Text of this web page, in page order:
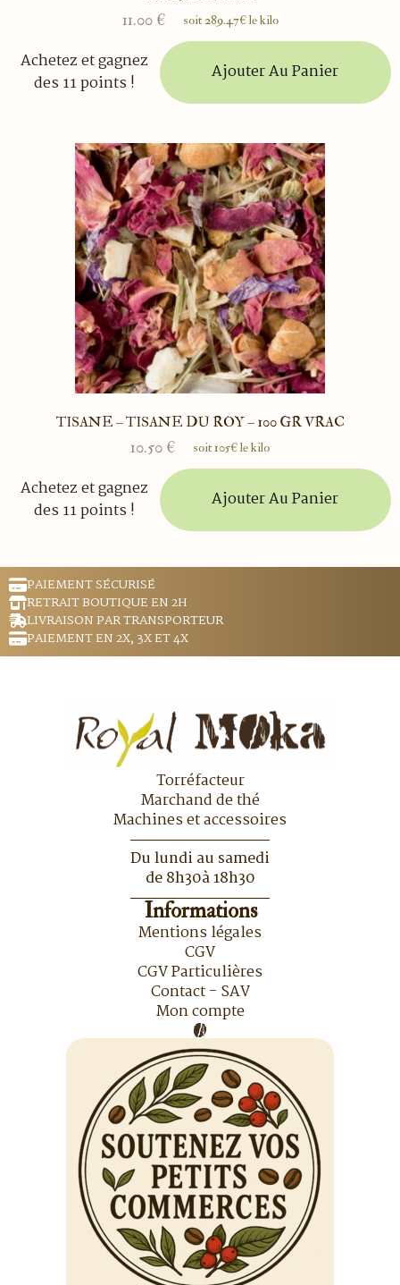
11.00 € soit 289.47€ le kilo
Achetez et gagnez
des 11 points !
Ajouter Au Panier
TISANE – TISANE DU ROY – 100 GR VRAC
10.50 € soit 105€ le kilo
Achetez et gagnez
des 11 points !
Ajouter Au Panier
PAIEMENT SÉCURISÉ
RETRAIT BOUTIQUE EN 2H
LIVRAISON PAR TRANSPORTEUR
PAIEMENT EN 2X, 3X ET 4X
Torréfacteur
Marchand de thé
Machines et accessoires
Du lundi au samedi
de 8h30à 18h30
Informations
Mentions légales
CGV
CGV Particulières
Contact - SAV
Mon compte